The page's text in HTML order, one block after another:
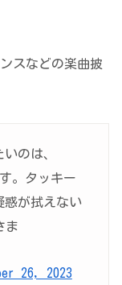
スなどの楽曲披
のは、
。タッキー
惑が拭えない
26, 2023